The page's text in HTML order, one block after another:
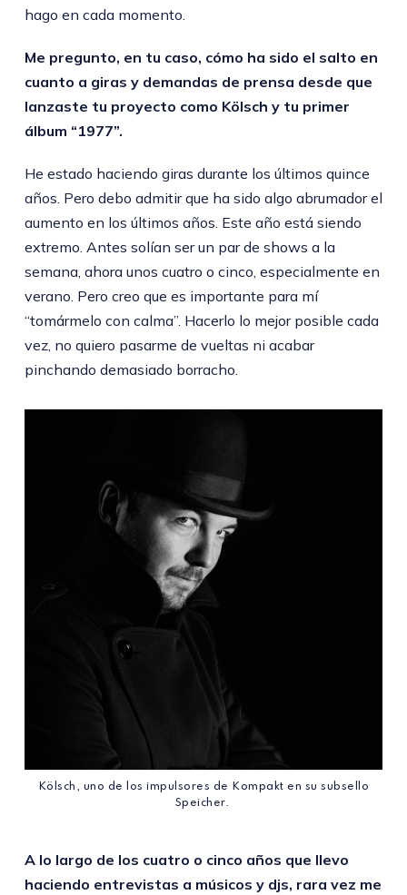
hago en cada momento.
Me pregunto, en tu caso, cómo ha sido el salto en
cuanto a giras y demandas de prensa desde que
lanzaste tu proyecto como Kölsch y tu primer
álbum “1977”.
He estado haciendo giras durante los últimos quince
años. Pero debo admitir que ha sido algo abrumador el
aumento en los últimos años. Este año está siendo
extremo. Antes solían ser un par de shows a la
semana, ahora unos cuatro o cinco, especialmente en
verano. Pero creo que es importante para mí
“tomármelo con calma”. Hacerlo lo mejor posible cada
vez, no quiero pasarme de vueltas ni acabar
pinchando demasiado borracho.
Kölsch, uno de los impulsores de Kompakt en su subsello
Speicher.
A lo largo de los cuatro o cinco años que llevo
haciendo entrevistas a músicos y djs, rara vez me